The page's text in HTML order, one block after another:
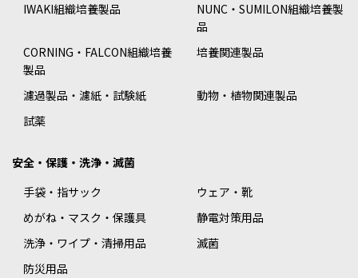
IWAKI組織培養製品
NUNC・SUMILON組織培養製
品
CORNING・FALCON組織培養
製品
培養関連製品
濾過製品・濾紙・試験紙
動物・植物関連製品
試薬
安全・保護・洗浄・滅菌
手袋・指サック
ウェア・靴
めがね・マスク・保護具
静電対策用品
洗浄・ワイプ・清掃用品
滅菌
防災用品